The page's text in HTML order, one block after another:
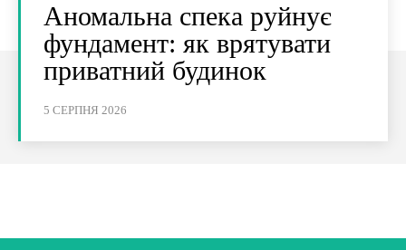
Аномальна спека руйнує
фундамент: як врятувати
приватний будинок
5 СЕРПНЯ 2026